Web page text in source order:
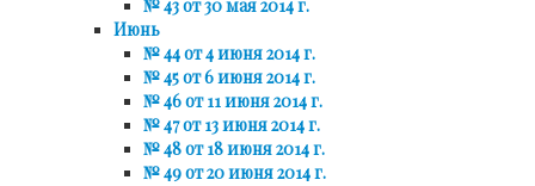
№ 43 от 30 мая 2014 г.
Июнь
№ 44 от 4 июня 2014 г.
№ 45 от 6 июня 2014 г.
№ 46 от 11 июня 2014 г.
№ 47 от 13 июня 2014 г.
№ 48 от 18 июня 2014 г.
№ 49 от 20 июня 2014 г.